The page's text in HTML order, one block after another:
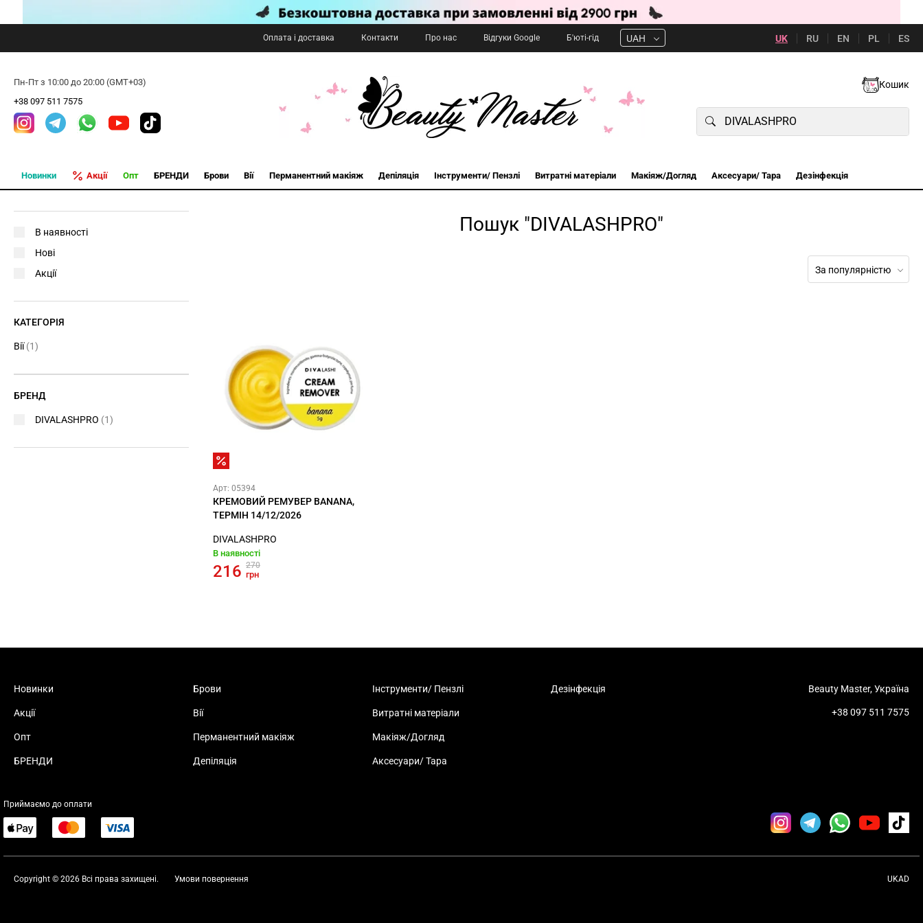
Оплата і доставка Контакти Про нас Відгуки Google Б'юті-гід UAH UK RU EN PL ES
Пн-Пт з 10:00 до 20:00 (GMT+03)
+38 097 511 7575
Кошик
Новинки Акції Опт БРЕНДИ Брови Вії Перманентний макіяж Депіляція Інструменти/ Пензлі Витратні матеріали Макіяж/Догляд Аксесуари/ Тара Дезінфекція
Пошук "DIVALASHPRO"
За популярністю
Арт: 05394
КРЕМОВИЙ РЕМУВЕР BANANA,
ТЕРМІН 14/12/2026
DIVALASHPRO
В наявності
216 270
грн
В наявності
Нові
Акції
КАТЕГОРІЯ
Вії(1)
БРЕНД
DIVALASHPRO (1)
Новинки
Акції
Опт
БРЕНДИ
Брови
Вії
Перманентний макіяж
Депіляція
Інструменти/ Пензлі
Витратні матеріали
Макіяж/Догляд
Аксесуари/ Тара
Дезінфекція Beauty Master, Україна
+38 097 511 7575
Приймаємо до оплати
Copyright © 2026 Всі права захищені. UKAD
Умови повернення